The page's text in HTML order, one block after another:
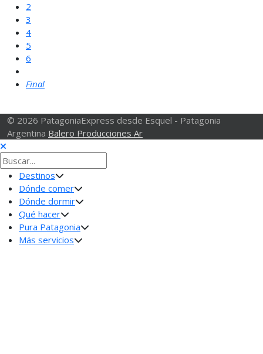
2
3
4
5
6
Final
© 2026 PatagoniaExpress desde Esquel - Patagonia
Argentina Balero Producciones Ar
Destinos
Dónde comer
Dónde dormir
Qué hacer
Pura Patagonia
Más servicios